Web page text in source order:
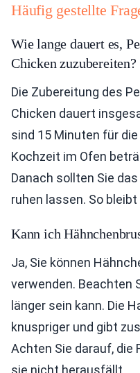
Häufig gestellte
Wie lange dauert es,
Chicken zuzubereiten?
Die Zubereitung des
Chicken dauert
sind 15 Minuten für
Kochzeit im Ofen
Danach sollten Sie
ruhen lassen. So
Kann ich
Ja, Sie können
verwenden. Beachten
länger sein kann. Die
knuspriger und gibt
Achten Sie darauf, die
sie nicht herausfällt.